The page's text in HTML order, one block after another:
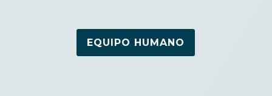
EQUIPO HUMANO